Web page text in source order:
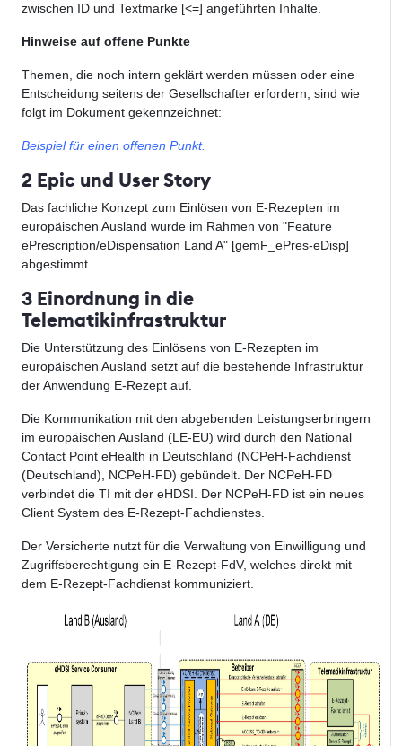
zwischen ID und Textmarke [<=] angeführten Inhalte.
Hinweise auf offene Punkte
Themen, die noch intern geklärt werden müssen oder eine
Entscheidung seitens der Gesellschafter erfordern, sind wie
folgt im Dokument gekennzeichnet:
Beispiel für einen offenen Punkt.
2 Epic und User Story
Das fachliche Konzept zum Einlösen von E-Rezepten im
europäischen Ausland wurde im Rahmen von "Feature
ePrescription/eDispensation Land A" [gemF_ePres-eDisp]
abgestimmt.
3 Einordnung in die
Telematikinfrastruktur
Die Unterstützung des Einlösens von E-Rezepten im
europäischen Ausland setzt auf die bestehende Infrastruktur
der Anwendung E-Rezept auf.
Die Kommunikation mit den abgebenden Leistungserbringern
im europäischen Ausland (LE-EU) wird durch den National
Contact Point eHealth in Deutschland (NCPeH-Fachdienst
(Deutschland), NCPeH-FD) gebündelt. Der NCPeH-FD
verbindet die TI mit der eHDSI. Der NCPeH-FD ist ein neues
Client System des E-Rezept-Fachdienstes.
Der Versicherte nutzt für die Verwaltung von Einwilligung und
Zugriffsberechtigung ein E-Rezept-FdV, welches direkt mit
dem E-Rezept-Fachdienst kommuniziert.